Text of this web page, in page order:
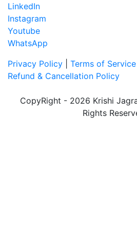
LinkedIn
Instagram
Youtube
WhatsApp
Privacy Policy
Terms of Service
Refund & Cancellation Policy
CopyRight - 2026 Krishi
Rights